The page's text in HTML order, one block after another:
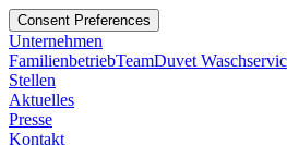
Consent Preferences
Unternehmen
FamilienbetriebTeamDuvet
Stellen
Aktuelles
Presse
Kontakt